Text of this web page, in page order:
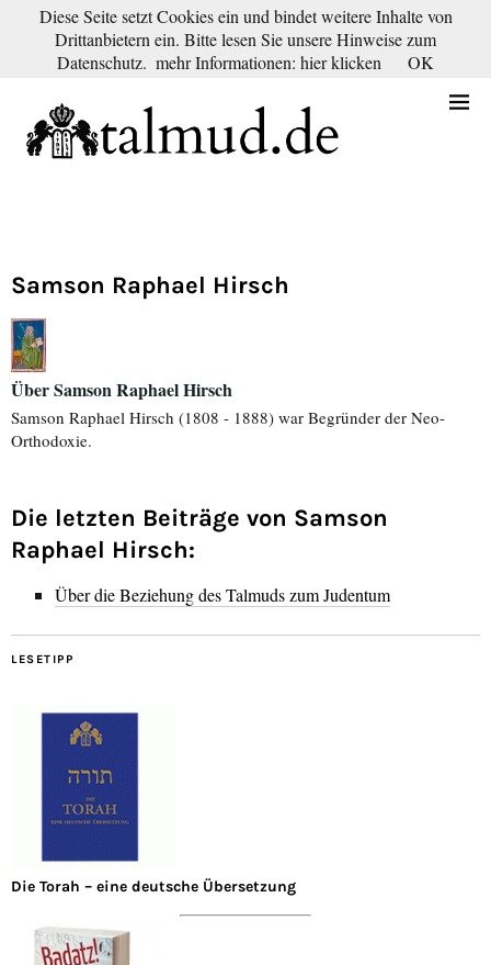
KONTAKT BLOG DEUTSCH NEDERLANDS
Samson Raphael Hirsch
Über Samson Raphael Hirsch
Samson Raphael Hirsch (1808 - 1888) war Begründer der Neo-
Orthodoxie.
Die letzten Beiträge von Samson
Raphael Hirsch:
Über die Beziehung des Talmuds zum Judentum
LESETIPP
Die Torah – eine deutsche Übersetzung
Diese Seite setzt Cookies ein und bindet weitere Inhalte von
Drittanbietern ein. Bitte lesen Sie unsere Hinweise zum
Datenschutz. mehr Informationen: hier klicken OK